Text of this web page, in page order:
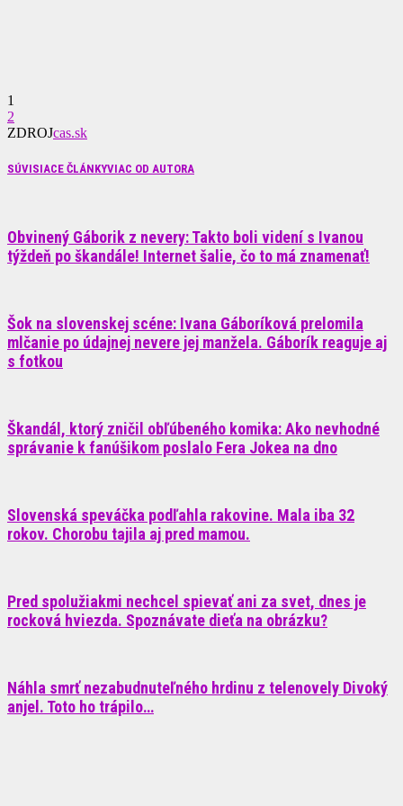
1
2
ZDROJcas.sk
SÚVISIACE ČLÁNKYVIAC OD AUTORA
Obvinený Gáborik z nevery: Takto boli videní s Ivanou
týždeň po škandále! Internet šalie, čo to má znamenať!
Šok na slovenskej scéne: Ivana Gáboríková prelomila
mlčanie po údajnej nevere jej manžela. Gáborík reaguje aj
s fotkou
Škandál, ktorý zničil obľúbeného komika: Ako nevhodné
správanie k fanúšikom poslalo Fera Jokea na dno
Slovenská speváčka podľahla rakovine. Mala iba 32
rokov. Chorobu tajila aj pred mamou.
Pred spolužiakmi nechcel spievať ani za svet, dnes je
rocková hviezda. Spoznávate dieťa na obrázku?
Náhla smrť nezabudnuteľného hrdinu z telenovely Divoký
anjel. Toto ho trápilo…